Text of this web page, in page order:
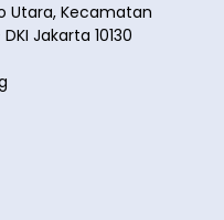
Utara, Kecamatan
Jakarta 10130